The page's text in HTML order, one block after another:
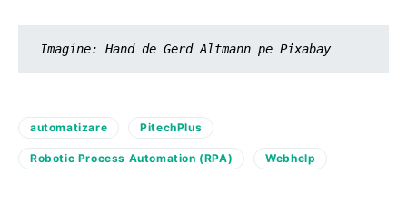
Imagine: Hand de Gerd Altmann pe Pixabay
automatizare PitechPlus
Robotic Process Automation (RPA) Webhelp